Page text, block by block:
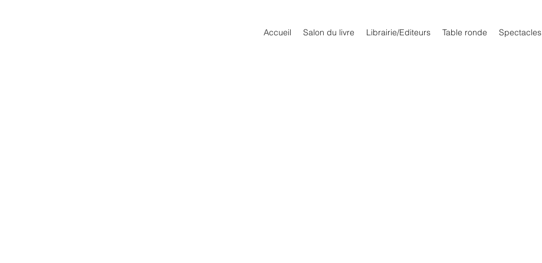
Accueil Salon du livre Librairie/Editeurs Table ronde Spectacles